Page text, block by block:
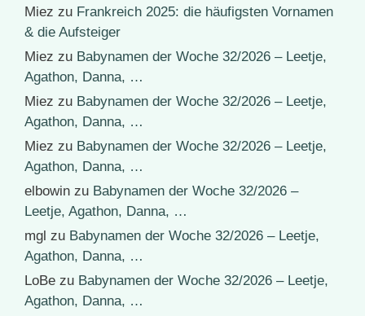
Miez zu Frankreich 2025: die häufigsten Vornamen
& die Aufsteiger
Miez zu Babynamen der Woche 32/2026 – Leetje,
Agathon, Danna, …
Miez zu Babynamen der Woche 32/2026 – Leetje,
Agathon, Danna, …
Miez zu Babynamen der Woche 32/2026 – Leetje,
Agathon, Danna, …
elbowin zu Babynamen der Woche 32/2026 –
Leetje, Agathon, Danna, …
mgl zu Babynamen der Woche 32/2026 – Leetje,
Agathon, Danna, …
LoBe zu Babynamen der Woche 32/2026 – Leetje,
Agathon, Danna, …